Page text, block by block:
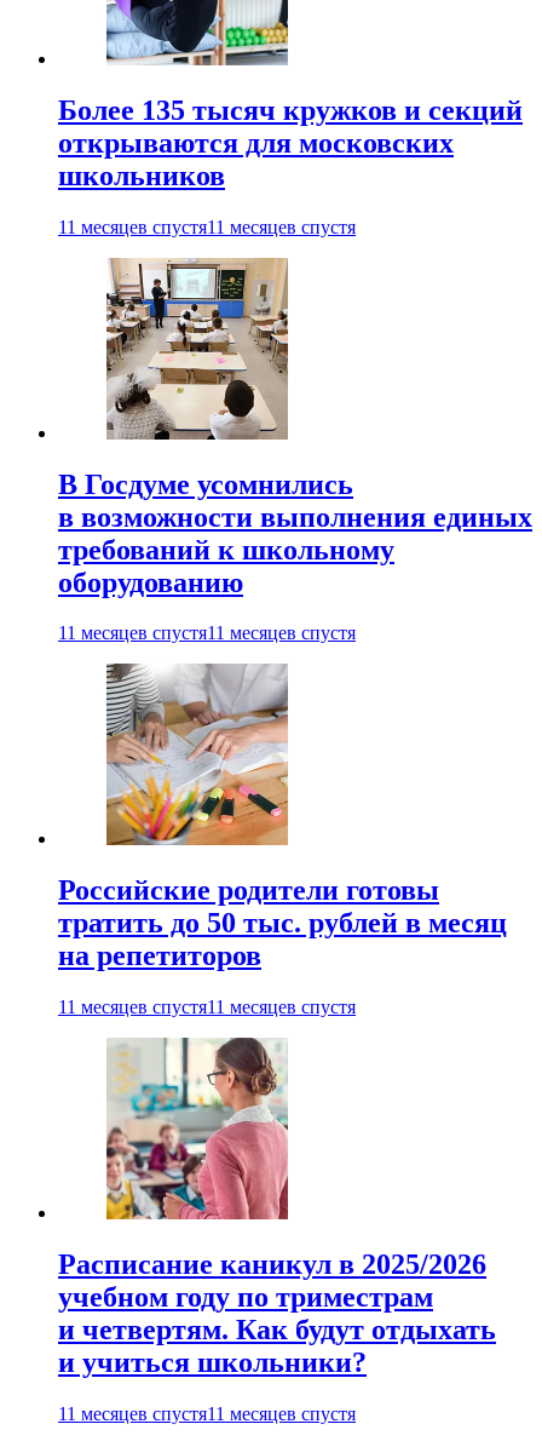
Более 135 тысяч кружков и секций
открываются для московских
школьников
11 месяцев спустя11 месяцев спустя
В Госдуме усомнились
в возможности выполнения единых
требований к школьному
оборудованию
11 месяцев спустя11 месяцев спустя
Российские родители готовы
тратить до 50 тыс. рублей в месяц
на репетиторов
11 месяцев спустя11 месяцев спустя
Расписание каникул в 2025/2026
учебном году по триместрам
и четвертям. Как будут отдыхать
и учиться школьники?
11 месяцев спустя11 месяцев спустя